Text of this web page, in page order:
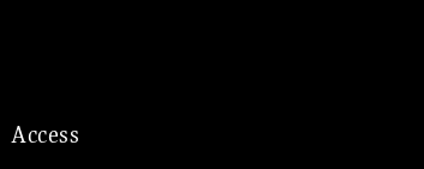
Access